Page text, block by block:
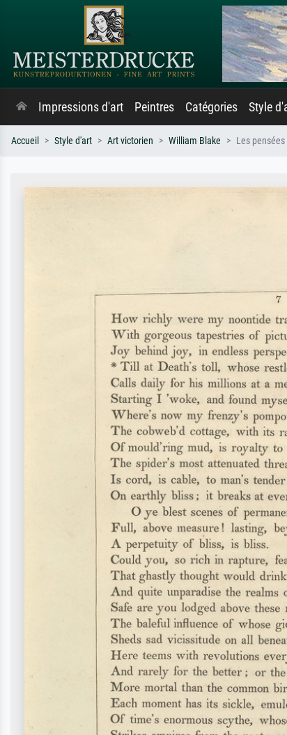
Impressions d'art Peintres Catégories Style
Accueil Style d'art Art victorien William Blake Les